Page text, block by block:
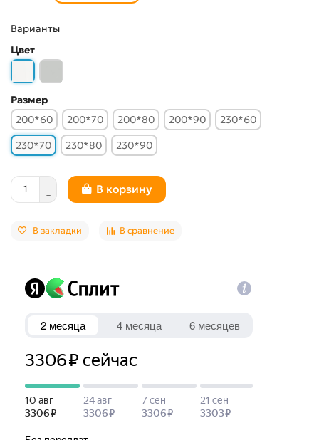
Варианты
Цвет
Размер
200*60
200*70 200*80 200*90
230*60
230*70
230*80 230*90
В корзину
В закладки В сравнение